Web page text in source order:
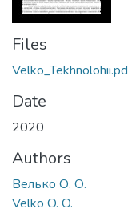
Files
Date
2020
Authors
Велько О. О.
Velko O. O.